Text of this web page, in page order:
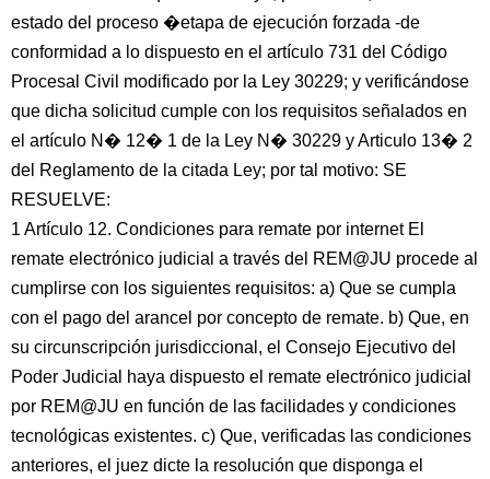
estado del proceso �etapa de ejecución forzada -de
conformidad a lo dispuesto en el artículo 731 del Código
Procesal Civil modificado por la Ley 30229; y verificándose
que dicha solicitud cumple con los requisitos señalados en
el artículo N� 12� 1 de la Ley N� 30229 y Articulo 13� 2
del Reglamento de la citada Ley; por tal motivo: SE
RESUELVE:
1 Artículo 12. Condiciones para remate por internet El
remate electrónico judicial a través del REM@JU procede al
cumplirse con los siguientes requisitos: a) Que se cumpla
con el pago del arancel por concepto de remate. b) Que, en
su circunscripción jurisdiccional, el Consejo Ejecutivo del
Poder Judicial haya dispuesto el remate electrónico judicial
por REM@JU en función de las facilidades y condiciones
tecnológicas existentes. c) Que, verificadas las condiciones
anteriores, el juez dicte la resolución que disponga el